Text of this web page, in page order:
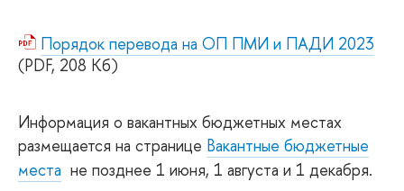
Порядок перевода на ОП ПМИ и ПАДИ 2023
(PDF, 208 Кб)
Информация о вакантных бюджетных местах
размещается на странице Вакантные бюджетные
места не позднее 1 июня, 1 августа и 1 декабря.